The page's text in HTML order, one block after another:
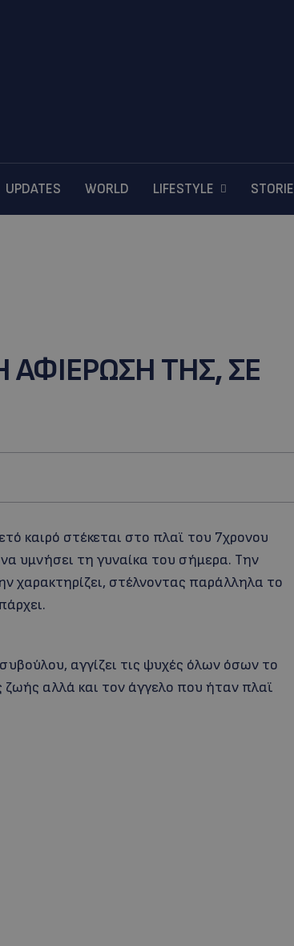
UPDATES WORLD LIFESTYLE
ΑΦΙΕΡΩΣΗ ΤΗΣ, ΣΕ
καιρό στέκεται στο πλαϊ του 7χρονου
υμνήσει τη γυναίκα του σήμερα. Την
χαρακτηρίζει, στέλνοντας παράλληλα το
αγγίζει τις ψυχές όλων όσων το
αλλά και τον άγγελο που ήταν πλαϊ